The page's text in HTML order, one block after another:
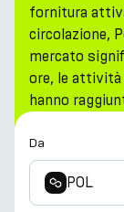
fornitura
circolazione,
mercato
ore, le attività
hanno
Da
POL